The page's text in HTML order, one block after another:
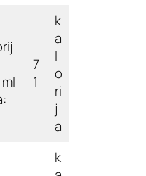
7
1
k
a
l
o
ri
j
a
k